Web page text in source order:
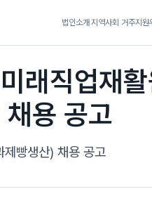
법인소개지역사회 거주지원
래직업재
용 공고
빵생산) 채용 공고